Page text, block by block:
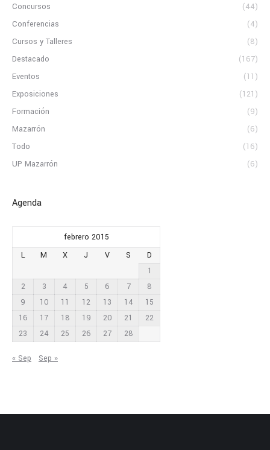
Concursos
(44)
Conferencias
(4)
Cursos y Talleres
(8)
Destacado
(167)
Eventos
(11)
Exposiciones
(121)
Formación
(9)
Mazarrón
(6)
Todo
(16)
UP Mazarrón
(6)
Agenda
febrero 2015
L
M X J V S
D
1
2
3 4 5 6 7
8
9
10 11 12 13 14
15
16
17 18 19 20 21
22
23
24 25 26 27 28
« Sep Sep »